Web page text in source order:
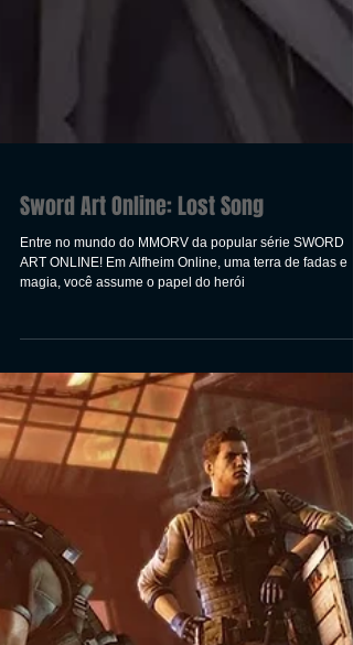
Sword Art Online: Lost Song
Entre no mundo do MMORV da popular série SWORD
ART ONLINE! Em Alfheim Online, uma terra de fadas e
magia, você assume o papel do herói